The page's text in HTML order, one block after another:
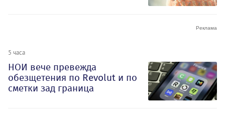
5 часа
НОИ вече превежда
обезщетения по Revolut и по
сметки зад граница